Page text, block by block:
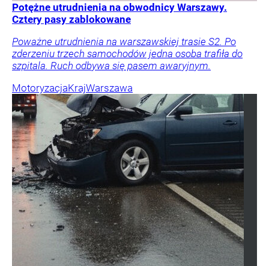
Potężne utrudnienia na obwodnicy Warszawy.
Cztery pasy zablokowane
Poważne utrudnienia na warszawskiej trasie S2. Po
zderzeniu trzech samochodów jedna osoba trafiła do
szpitala. Ruch odbywa się pasem awaryjnym.
MotoryzacjaKrajWarszawa